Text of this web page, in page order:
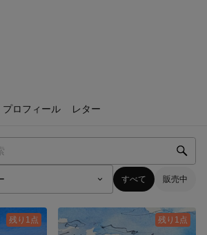
プロフィール レター
すべて 販売中
残り1点 残り1点